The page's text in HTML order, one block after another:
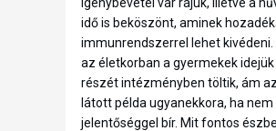
idő is beköszönt, aminek
immunrendszerrel lehet kivédeni.
az életkorban a gyermekek
részét intézményben töltik, ám
látott példa ugyanekkora, ha nem
jelentőséggel bír. Mit fontos